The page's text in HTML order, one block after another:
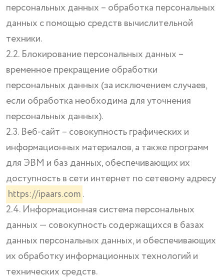
персональных данных – обработка персональных
данных с помощью средств вычислительной
техники.
2.2. Блокирование персональных данных –
временное прекращение обработки
персональных данных (за исключением случаев,
если обработка необходима для уточнения
персональных данных).
2.3. Веб-сайт – совокупность графических и
информационных материалов, а также программ
для ЭВМ и баз данных, обеспечивающих их
доступность в сети интернет по сетевому адресу
https://ipaars.com.
2.4. Информационная система персональных
данных — совокупность содержащихся в базах
данных персональных данных, и обеспечивающих
их обработку информационных технологий и
технических средств.